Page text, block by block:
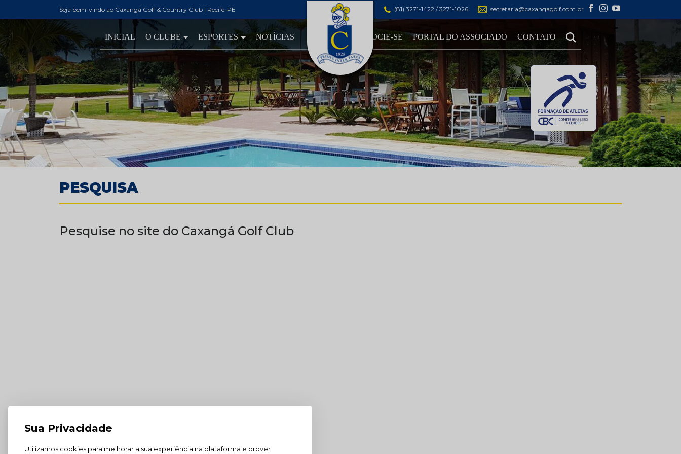
Sua Privacidade
Utilizamos cookies para melhorar a sua experiência na plataforma e prover
Seja bem-vindo ao Caxangá Golf & Country Club | Recife-PE (81) 3271-1422 / 3271-1026 secretaria@caxangagolf.com.br
INICIAL O CLUBE ESPORTES NOTÍCIAS ASSOCIE-SE PORTAL DO ASSOCIADO CONTATO
PESQUISA
Pesquise no site do Caxangá Golf Club